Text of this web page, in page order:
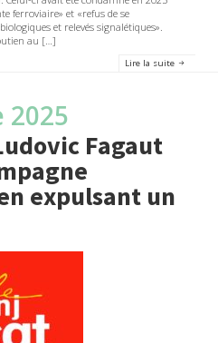
ferroviaire» et «refus de se
et relevés signalétiques».
au […]
Lire la suite
2025
Fagaut
expulsant un